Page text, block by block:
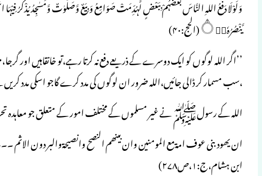
يَّنْصُرُہٗ۝۰ۭ(الحج:۴۰)
’’اگر اللہ لوگوں کو ایک دوسرے کے ذریعے دفع نہ کرتا رہے،تو خانقاہیں اور
،سب مسمار کر ڈالی جائیں،اللہ ضرور ان لوگوں کی مدد کرے گاجو اسکی مدد
اللہ کے رسولﷺ نے غیر مسلموں کے مختلف امور کے متعلق جو معاہدہ
ان یھودبنی عوف امۃمع المومنین وان بینھم النصح وانصیحۃوالبر دون
ابن ہشام،ج:۱،ص۲۷۸)